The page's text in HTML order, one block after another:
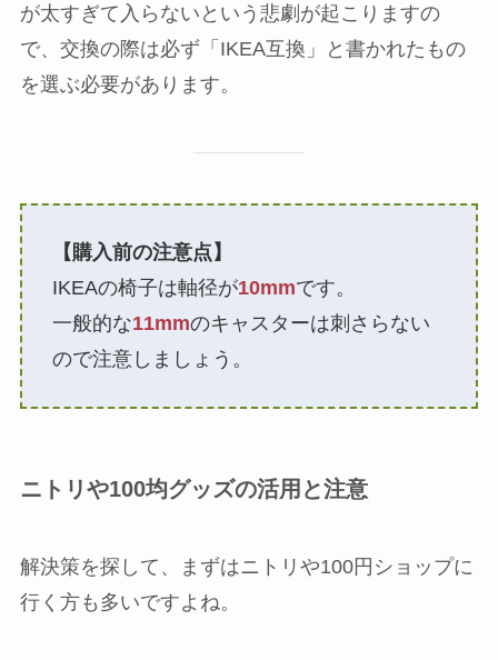
が太すぎて入らないという悲劇が起こりますの
で、交換の際は必ず「IKEA互換」と書かれたもの
を選ぶ必要があります。
【購入前の注意点】
IKEAの椅子は軸径が10mmです。
一般的な11mmのキャスターは刺さらない
ので注意しましょう。
ニトリや100均グッズの活用と注意
解決策を探して、まずはニトリや100円ショップに
行く方も多いですよね。